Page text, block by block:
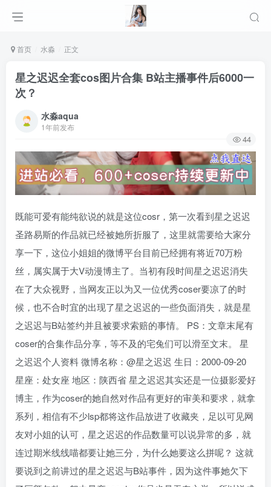
首页 水淼 正文
星之迟迟全套cos图片合集 B站主播事件后6000一
次？
水淼aqua
1年前发布
44
既能可爱有能纯欲说的就是这位cosr，第一次看到星之迟迟
圣路易斯的作品就已经被她所折服了，这里就需要给大家分
享一下，这位小姐姐的微博平台目前已经拥有将近70万粉
丝，属实属于大V动漫博主了。当初有段时间星之迟迟消失
在了大众视野，当网友正以为又一位优秀coser要凉了的时
候，也不合时宜的出现了星之迟迟的一些负面消失，就是星
之迟迟与B站签约并且被要求索赔的事情。 PS：文章末尾有
coser的合集作品分享，等不及的宅兔们可以滑至文末。 星
之迟迟个人资料 微博名称：@星之迟迟 生日：2000-09-20
星座：处女座 地区：陕西省 星之迟迟其实还是一位摄影爱好
博主，作为coser的她自然对作品有更好的审美和要求，就拿
系列，相信有不少lsp都将这作品放进了收藏夹，足以可见网
友对小姐的认可，星之迟迟的作品数量可以说异常的多，就
连过期米线线喵都要让她三分，为什么她要这么拼呢？ 这就
要说到之前讲过的星之迟迟与B站事件，因为这件事她欠下